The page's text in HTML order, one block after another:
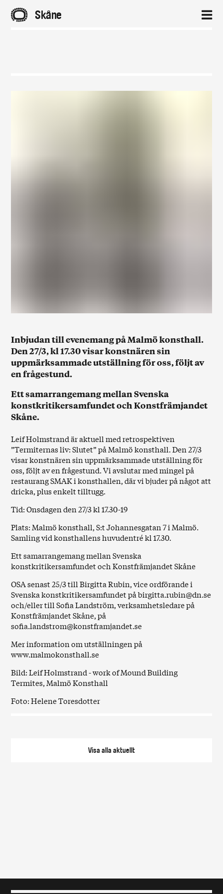
Visa allaaktuellt
Inbjudan till evenemang på Malmö konsthall.
Den 27/3, kl 17.30 visar konstnären sin
uppmärksammade utställning för oss, följt av
en frågestund.
Ett samarrangemang mellan Svenska
konstkritikersamfundet och Konstfrämjandet
Skåne.
Leif Holmstrand är aktuell med retrospektiven
”Termiternas liv: Slutet” på Malmö konsthall. Den 27/3
visar konstnären sin uppmärksammade utställning för
oss, följt av en frågestund. Vi avslutar med mingel på
restaurang SMAK i konsthallen, där vi bjuder på något att
dricka, plus enkelt tilltugg.
Tid: Onsdagen den 27/3 kl 17.30-19
Plats: Malmö konsthall, S:t Johannesgatan 7 i Malmö.
Samling vid konsthallens huvudentré kl 17.30.
Ett samarrangemang mellan Svenska
konstkritikersamfundet och Konstfrämjandet Skåne
OSA senast 25/3 till Birgitta Rubin, vice ordförande i
Svenska konstkritikersamfundet påbirgitta.rubin@dn.se
och/eller till Sofia Landström, verksamhetsledare på
Konstfrämjandet Skåne, på
sofia.landstrom@konstframjandet.se
Mer information om utställningen på
www.malmokonsthall.se
Bild: Leif Holmstrand - work of Mound Building
Termites, Malmö Konsthall
Foto: Helene Toresdotter
A Skåne 2